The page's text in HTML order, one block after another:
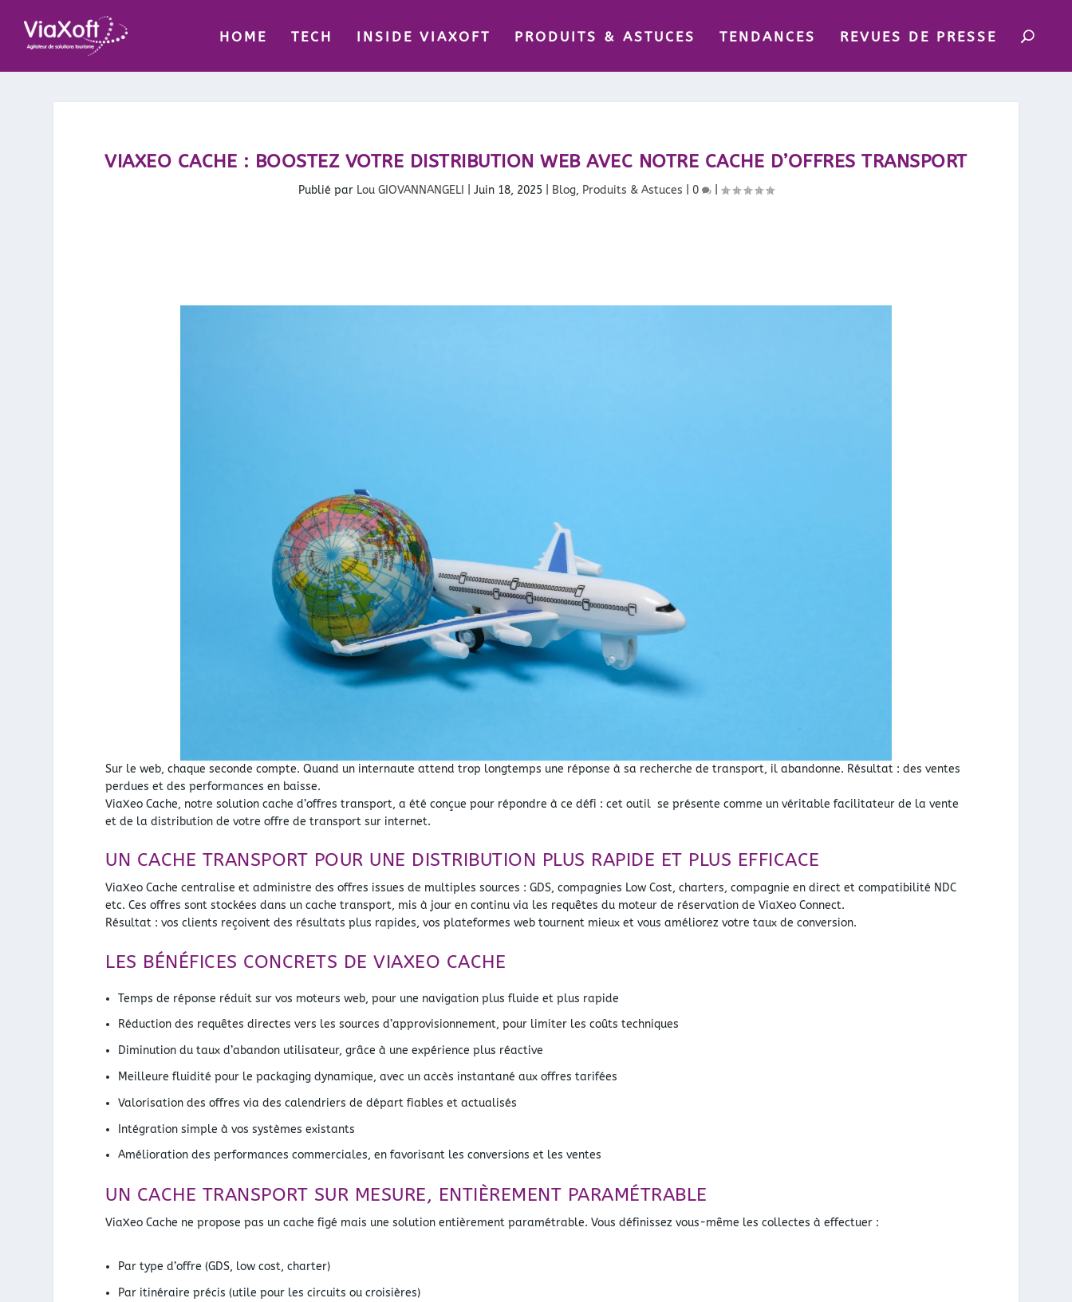
HOME TECH INSIDE VIAXOFT PRODUITS & ASTUCES TENDANCES REVUES DE PRESSE
VIAXEO CACHE : BOOSTEZ VOTRE DISTRIBUTION WEB AVEC NOTRE CACHE D’OFFRES TRANSPORT
Publié par Lou GIOVANNANGELI Juin 18, 2025 Blog, Produits & Astuces 0
Sur le web, chaque seconde compte. Quand un internaute attend trop longtemps une réponse à sa recherche de transport, il abandonne. Résultat : des ventes
perdues et des performances en baisse.
ViaXeo Cache, notre solution cache d’offres transport, a été conçue pour répondre à ce défi : cet outil se présente comme un véritable facilitateur de la vente
et de la distribution de votre offre de transport sur internet.
UN CACHE TRANSPORT POUR UNE DISTRIBUTION PLUS RAPIDE ET PLUS EFFICACE
ViaXeo Cache centralise et administre des offres issues de multiples sources : GDS, compagnies Low Cost, charters, compagnie en direct et compatibilité NDC
etc. Ces offres sont stockées dans un cache transport, mis à jour en continu via les requêtes du moteur de réservation de ViaXeo Connect.
Résultat : vos clients reçoivent des résultats plus rapides, vos plateformes web tournent mieux et vous améliorez votre taux de conversion.
LES BÉNÉFICES CONCRETS DE VIAXEO CACHE
Temps de réponse réduit sur vos moteurs web, pour une navigation plus fluide et plus rapide
Réduction des requêtes directes vers les sources d’approvisionnement, pour limiter les coûts techniques
Diminution du taux d’abandon utilisateur, grâce à une expérience plus réactive
Meilleure fluidité pour le packaging dynamique, avec un accès instantané aux offres tarifées
Valorisation des offres via des calendriers de départ fiables et actualisés
Intégration simple à vos systèmes existants
Amélioration des performances commerciales, en favorisant les conversions et les ventes
UN CACHE TRANSPORT SUR MESURE, ENTIÈREMENT PARAMÉTRABLE
ViaXeo Cache ne propose pas un cache figé mais une solution entièrement paramétrable. Vous définissez vous-même les collectes à effectuer :
Par type d’offre (GDS, low cost, charter)
Par itinéraire précis (utile pour les circuits ou croisières)